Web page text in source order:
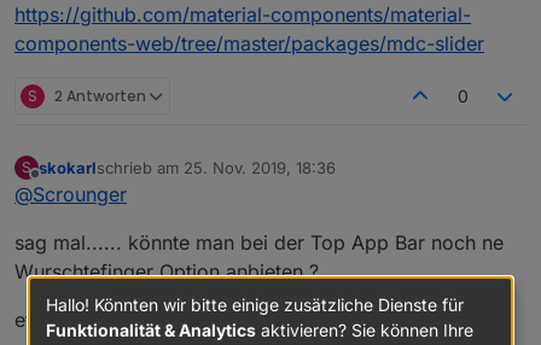
https://github.com/material-components/material-
components-web/tree/master/packages/mdc-slider
S 2 Antworten 0
S
Offline
skokarlschrieb am 25. Nov. 2019, 18:36
zuletzt editiert von
@Scrounger
sag mal...... könnte man bei der Top App Bar noch ne
Wurschtefinger Option anbieten ?
etwas größer ?
Hallo! Könnten wir bitte einige zusätzliche Dienste für
Funktionalität & Analytics aktivieren? Sie können Ihre